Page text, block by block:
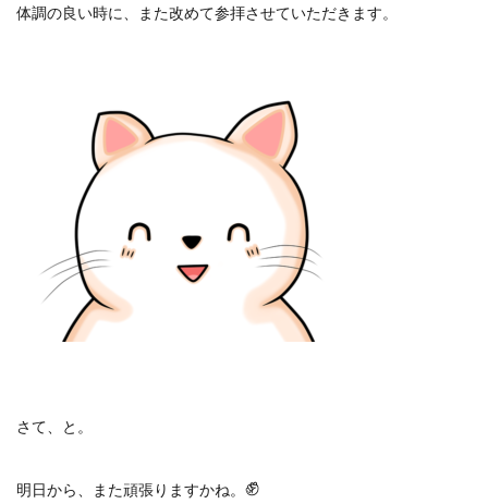
体調の良い時に、また改めて参拝させていただきます。
さて、と。
明日から、また頑張りますかね。 ✊